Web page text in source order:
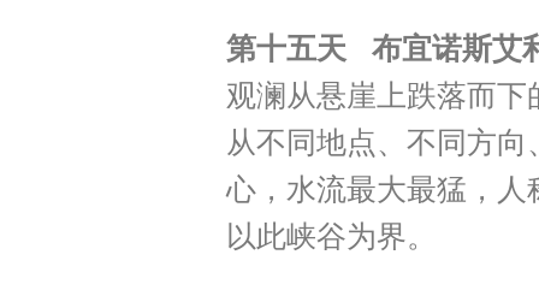
第十五天 布宜诺斯艾
观澜从悬崖上跌落而
从不同地点、不同方
心，水流最大最猛，人
以此峡谷为界。